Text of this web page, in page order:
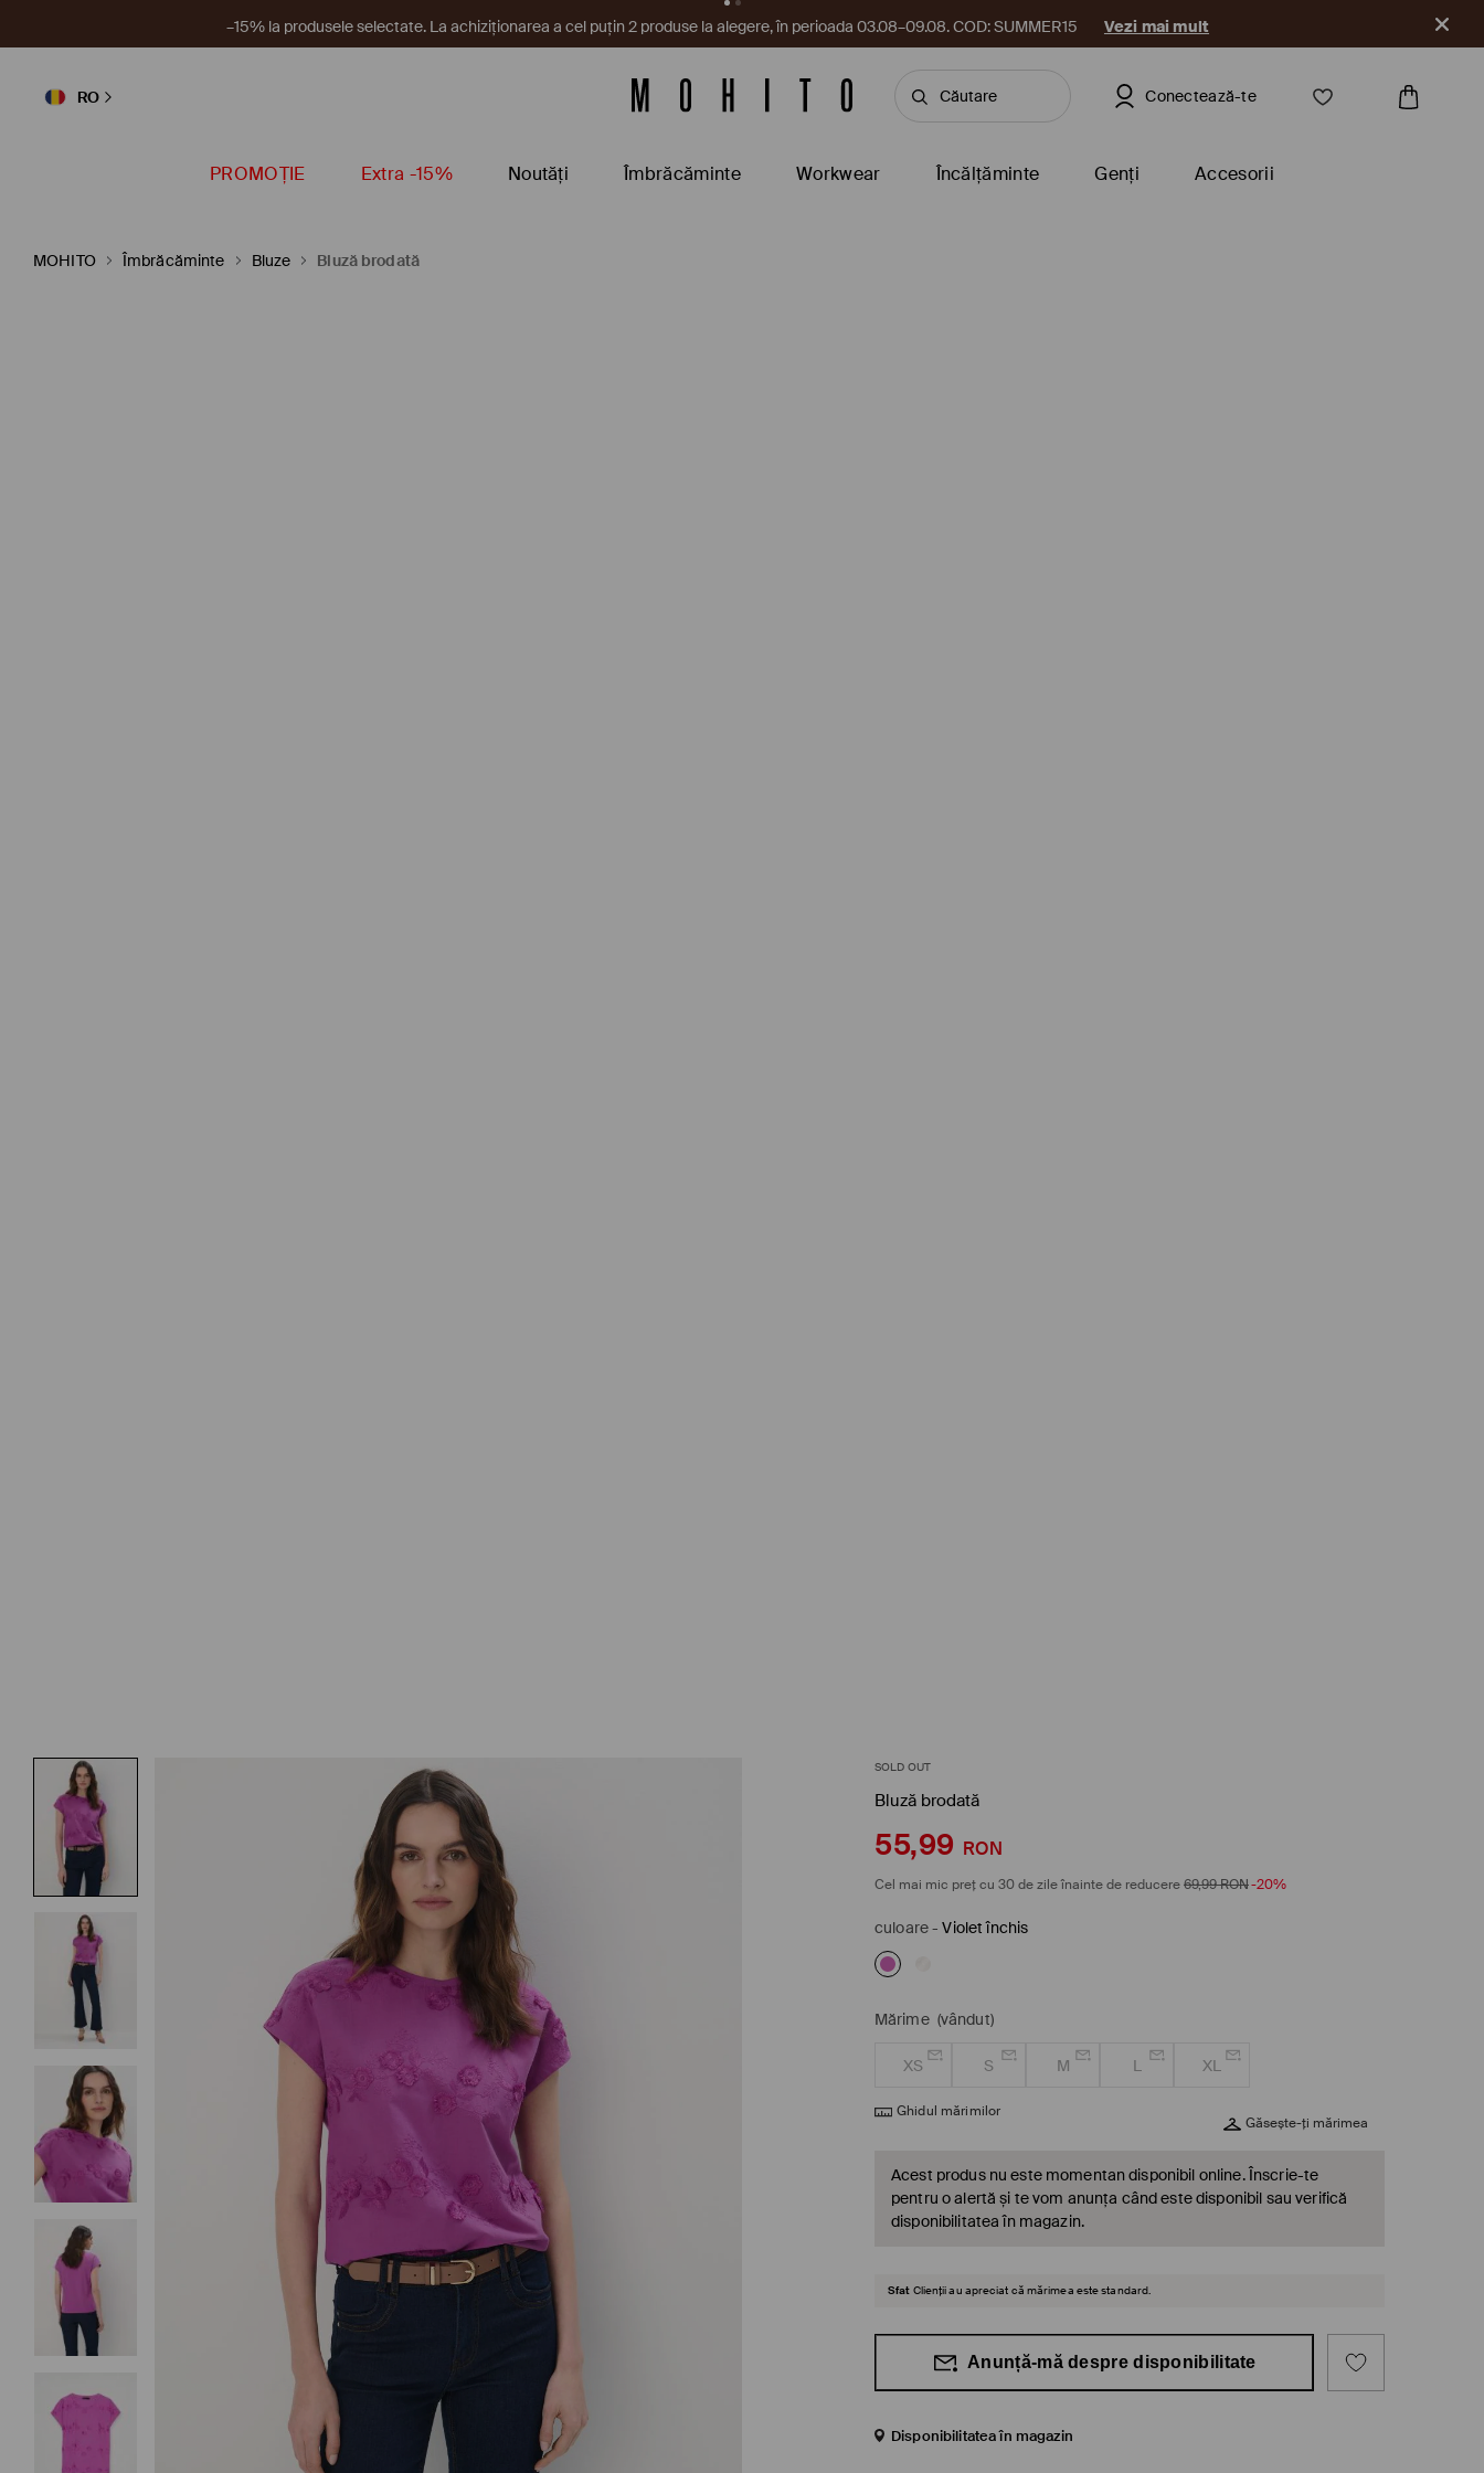
Un nou cupon te așteaptă în aplicație! Ia-l chiar acum. Descarcă aplicația
RO Conectează-te
PROMOȚIE Extra -15% Noutăți Îmbrăcăminte Workwear Încălțăminte Genți Accesorii
MOHITO Îmbrăcăminte Bluze Bluză brodată
SOLD OUT
Bluză brodată
55,99 RON
Cel mai mic preț cu 30 de zile înainte de reducere69,99RON-20%
culoare-Violet închis
Mărime (vândut)
XS S M L XL
Ghidul mărimilor
Găsește-ți mărimea
Acest produs nu este momentan disponibil online. Înscrie-te
pentru o alertă și te vom anunța când este disponibil sau verifică
disponibilitatea în magazin.
Sfat Clienții au apreciat că mărimea este standard.
Anunță-mă despre disponibilitate
Disponibilitatea în magazin